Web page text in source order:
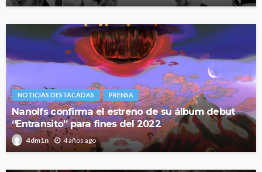
NOTICIAS DESTACADAS PRENSA
Nanolfs confirma el estreno de su álbum debut
“Entransito” para fines del 2022
4dm1n 4 años ago